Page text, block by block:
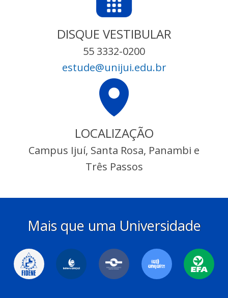
DISQUE VESTIBULAR
55 3332-0200
estude@unijui.edu.br
LOCALIZAÇÃO
Campus Ijuí, Santa Rosa, Panambi e
Três Passos
Mais que uma Universidade